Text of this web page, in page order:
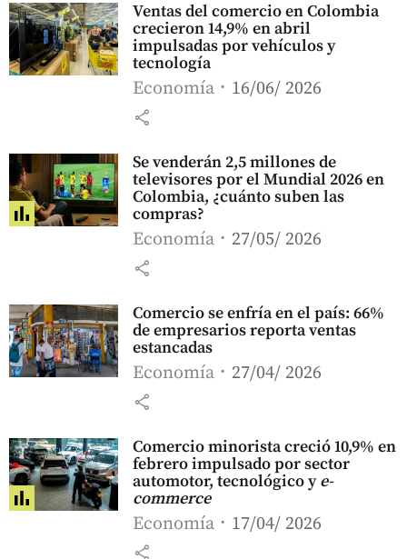
Ventas del comercio en Colombia
crecieron 14,9% en abril
impulsadas por vehículos y
tecnología
Economía 16/06/ 2026
share
Se venderán 2,5 millones de
televisores por el Mundial 2026 en
Colombia, ¿cuánto suben las
compras?
Economía 27/05/ 2026
share
Comercio se enfría en el país: 66%
de empresarios reporta ventas
estancadas
Economía 27/04/ 2026
share
Comercio minorista creció 10,9% en
febrero impulsado por sector
automotor, tecnológico ye-
commerce
Economía 17/04/ 2026
share